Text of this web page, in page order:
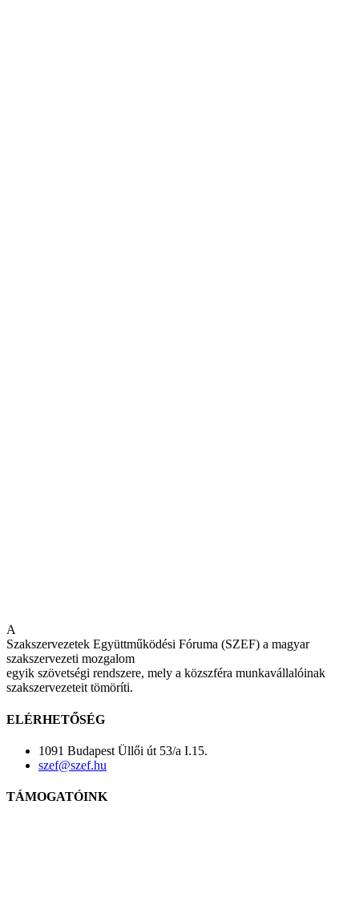
A
Szakszervezetek Együttműködési Fóruma (SZEF) a magyar
szakszervezeti mozgalom
egyik szövetségi rendszere, mely a közszféra munkavállalóinak
szakszervezeteit tömöríti.
ELÉRHETŐSÉG
1091 Budapest Üllői út 53/a I.15.
szef@szef.hu
TÁMOGATÓINK